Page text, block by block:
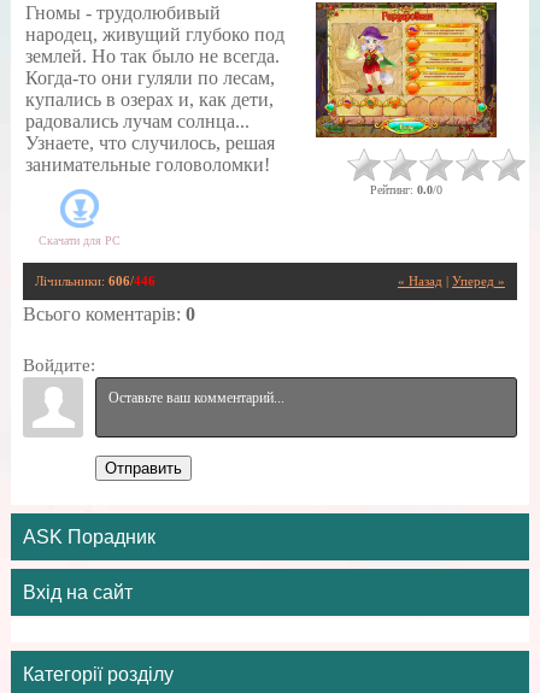
Гномы - трудолюбивый
народец, живущий глубоко под
землей. Но так было не всегда.
Когда-то они гуляли по лесам,
купались в озерах и, как дети,
радовались лучам солнца...
Узнаете, что случилось, решая
занимательные головоломки!
Скачати для PC
Рейтинг: 0.0/0
« Назад Уперед »
Лічильники: 606/446
Всього коментарів: 0
Войдите:
Отправить
ASK Порадник
Вхід на сайт
Категорії розділу